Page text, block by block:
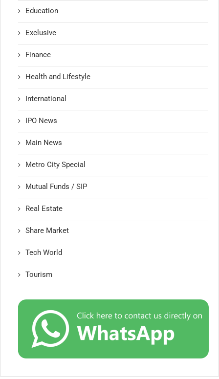
Education
Exclusive
Finance
Health and Lifestyle
International
IPO News
Main News
Metro City Special
Mutual Funds / SIP
Real Estate
Share Market
Tech World
Tourism